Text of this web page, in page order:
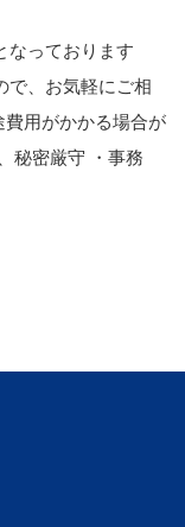
なっております
で、お気軽にご相
用がかかる場合が
秘密厳守 ・事務